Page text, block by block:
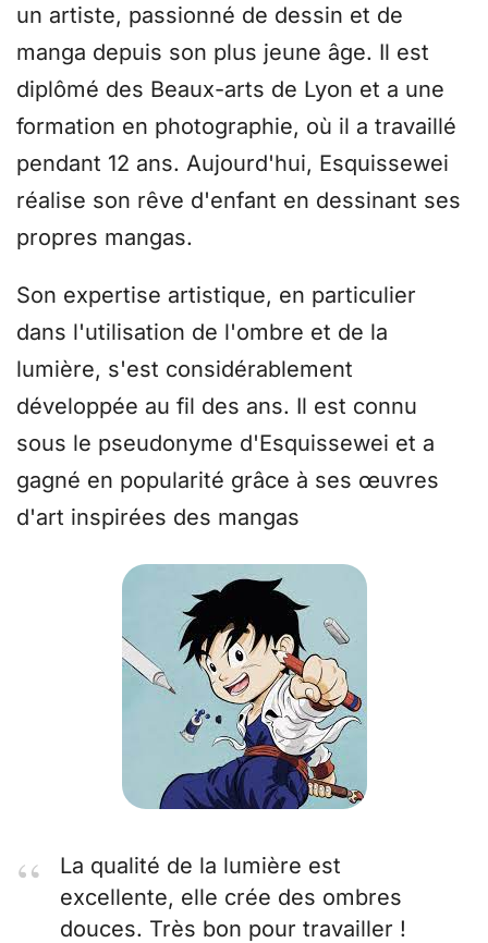
un artiste, passionné de dessin et de
manga depuis son plus jeune âge. Il est
diplômé des Beaux-arts de Lyon et a une
formation en photographie, où il a travaillé
pendant 12 ans. Aujourd'hui, Esquissewei
réalise son rêve d'enfant en dessinant ses
propres mangas.
Son expertise artistique, en particulier
dans l'utilisation de l'ombre et de la
lumière, s'est considérablement
développée au fil des ans. Il est connu
sous le pseudonyme d'Esquissewei et a
gagné en popularité grâce à ses œuvres
d'art inspirées des mangas
La qualité de la lumière est
excellente, elle crée des ombres
douces. Très bon pour travailler !